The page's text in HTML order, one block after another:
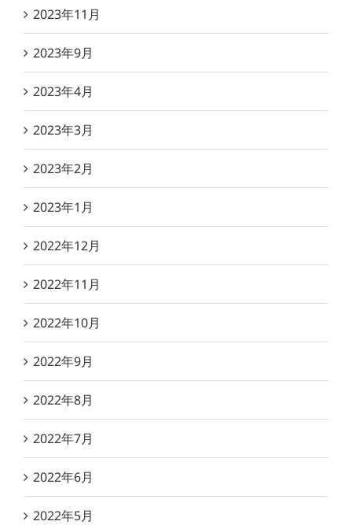
2023年11月
2023年9月
2023年4月
2023年3月
2023年2月
2023年1月
2022年12月
2022年11月
2022年10月
2022年9月
2022年8月
2022年7月
2022年6月
2022年5月